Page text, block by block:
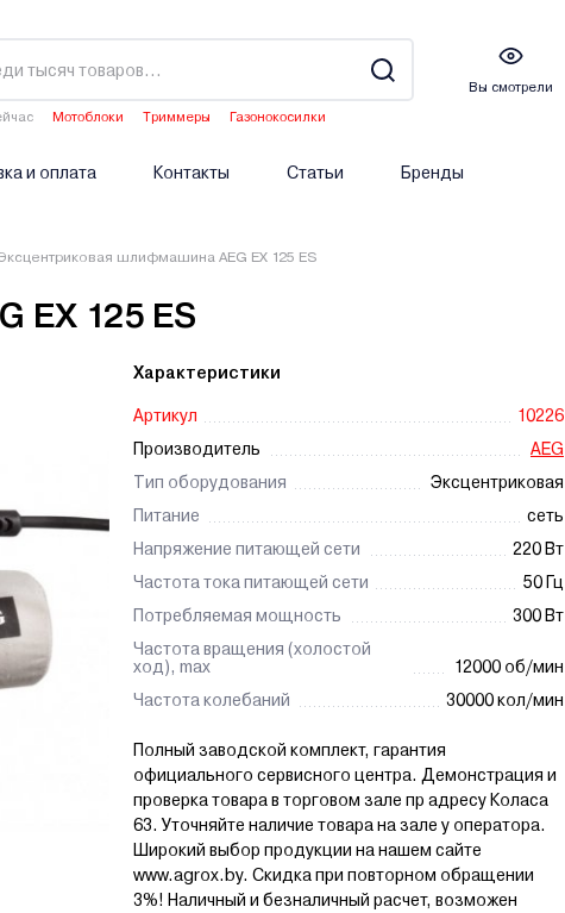
Мотоблоки Триммеры
Газонокосилки
Вы смотрели
и оплата Контакты Статьи Бренды
шлифмашина AEG EX 125 ES
EX 125 ES
Характеристики
Артикул
10226
Производитель
AEG
Тип оборудования
Эксцентриковая
Питание
сеть
Напряжение питающей сети
220 Вт
Частота тока питающей сети
50 Гц
Потребляемая мощность
300 Вт
Частота вращения (холостой
ход), max
12000 об/мин
Частота колебаний
30000 кол/мин
Полный заводской комплект, гарантия
официального сервисного центра. Демонстрация и
проверка товара в торговом зале пр адресу Коласа
63. Уточняйте наличие товара на зале у оператора.
Широкий выбор продукции на нашем сайте
www.agrox.by. Скидка при повторном обращении
3%! Наличный и безналичный расчет, возможен